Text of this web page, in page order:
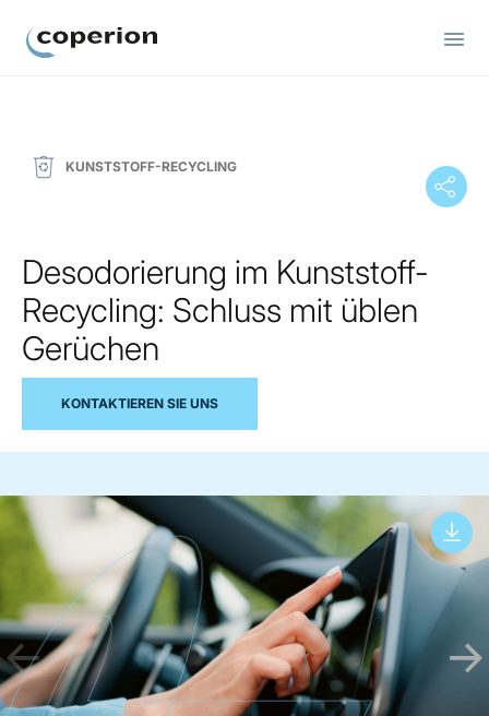
KUNSTSTOFF-RECYCLING
Desodorierung im Kunststoff-
Recycling: Schluss mit üblen
Gerüchen
KONTAKTIEREN SIE UNS